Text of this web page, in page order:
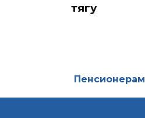
тягу
Пенсионерам